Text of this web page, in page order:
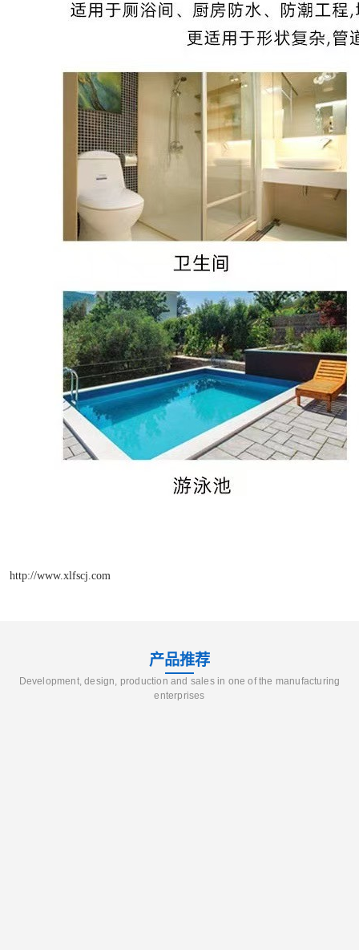
http://www.xlfscj.com
产品推荐
Development, design, production and sales in one of the manufacturing
enterprises